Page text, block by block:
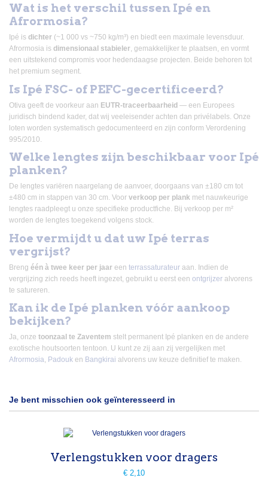
Wat is het verschil tussen Ipé en
Afrormosia?
Ipé is dichter (~1 000 vs ~750 kg/m³) en biedt een maximale levensduur.
Afrormosia is dimensionaal stabieler, gemakkelijker te plaatsen, en vormt
een uitstekend compromis voor hedendaagse projecten. Beide behoren tot
het premium segment.
Is Ipé FSC- of PEFC-gecertificeerd?
Otiva geeft de voorkeur aan EUTR-traceerbaarheid — een Europees
juridisch bindend kader, dat wij veeleisender achten dan privélabels. Onze
loten worden systematisch gedocumenteerd en zijn conform Verordening
995/2010.
Welke lengtes zijn beschikbaar voor Ipé
planken?
De lengtes variëren naargelang de aanvoer, doorgaans van ±180 cm tot
±480 cm in stappen van 30 cm. Voor verkoop per plank met nauwkeurige
lengtes raadpleegt u onze specifieke productfiche. Bij verkoop per m²
worden de lengtes toegekend volgens stock.
Hoe vermijdt u dat uw Ipé terras
vergrijst?
Breng één à twee keer per jaar een terrassaturateur aan. Indien de
vergrijzing zich reeds heeft ingezet, gebruikt u eerst een ontgrijzer alvorens
te satureren.
Kan ik de Ipé planken vóór aankoop
bekijken?
Ja, onze toonzaal te Zaventem stelt permanent Ipé planken en de andere
exotische houtsoorten tentoon. U kunt ze zij aan zij vergelijken met
Afrormosia, Padouk en Bangkirai alvorens uw keuze definitief te maken.
Je bent misschien ook geïnteresseerd in
Verlengstukken voor dragers
€ 2,10